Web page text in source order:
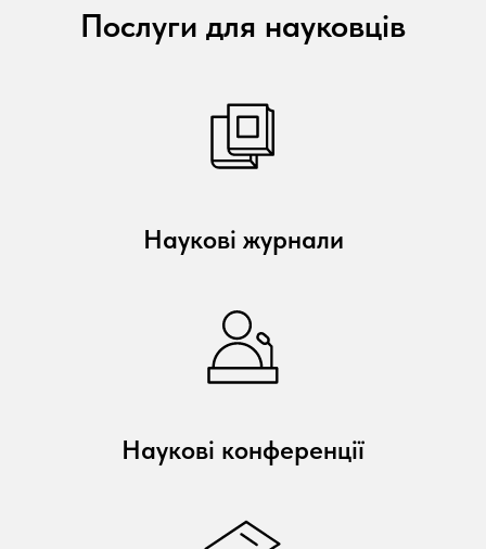
Послуги для науковців
Наукові журнали
Наукові конференції